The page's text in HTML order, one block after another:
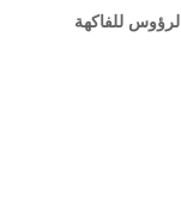
للفاكهة